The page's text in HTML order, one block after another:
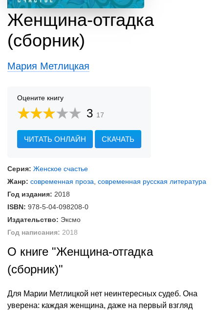
Женщина-отгадка
(сборник)
Мария Метлицкая
Оцените книгу
3 17
ЧИТАТЬ ОНЛАЙН СКАЧАТЬ
Серия: Женское счастье
Жанр: современная проза современная русская литература
Год издания: 2018
ISBN: 978-5-04-098208-0
Издательство: Эксмо
Год написания: 2018
О книге "Женщина-отгадка
(сборник)"
Для Марии Метлицкой нет неинтересных судеб. Она
уверена: каждая женщина, даже на первый взгляд